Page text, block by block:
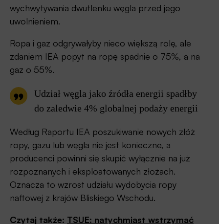
wychwytywania dwutlenku węgla przed jego
uwolnieniem.
Ropa i gaz odgrywałyby nieco większą rolę, ale
zdaniem IEA popyt na ropę spadnie o 75%, a na
gaz o 55%.
Udział węgla jako źródła energii spadłby
do zaledwie 4% globalnej podaży energii
Według Raportu IEA poszukiwanie nowych złóż
ropy, gazu lub węgla nie jest konieczne, a
producenci powinni się skupić wyłącznie na już
rozpoznanych i eksploatowanych złożach.
Oznacza to wzrost udziału wydobycia ropy
naftowej z krajów Bliskiego Wschodu.
Czytaj także: TSUE: natychmiast wstrzymać